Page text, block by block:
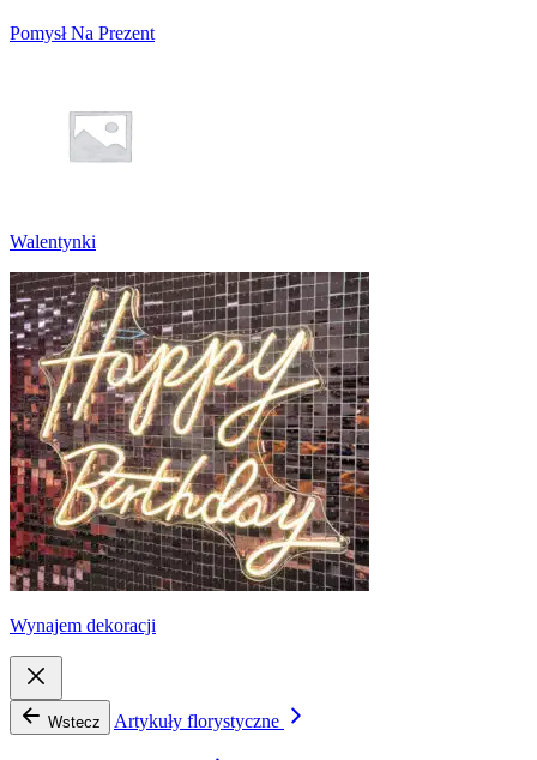
Pomysł Na Prezent
Walentynki
Wynajem dekoracji
Wstecz Artykuły florystyczne